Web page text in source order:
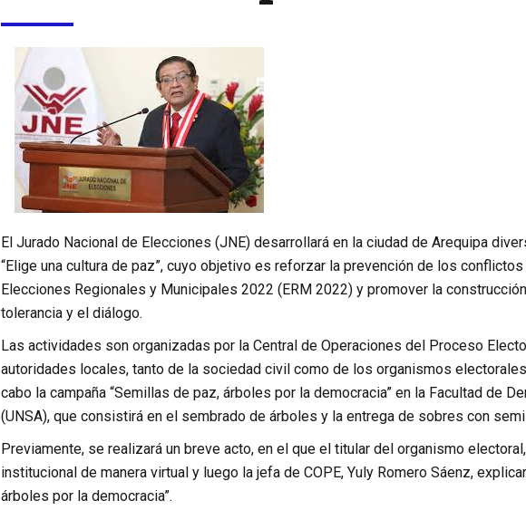
El Jurado Nacional de Elecciones (JNE) desarrollará en la ciudad de Arequipa
“Elige una cultura de paz”, cuyo objetivo es reforzar la prevención de los
Elecciones Regionales y Municipales 2022 (ERM 2022) y promover la
tolerancia y el diálogo.
Las actividades son organizadas por la Central de Operaciones del Proceso
autoridades locales, tanto de la sociedad civil como de los organismos
cabo la campaña “Semillas de paz, árboles por la democracia” en la Facultad de
(UNSA), que consistirá en el sembrado de árboles y la entrega de sobres con
Previamente, se realizará un breve acto, en el que el titular del organismo
institucional de manera virtual y luego la jefa de COPE, Yuly Romero Sáenz,
árboles por la democracia”.